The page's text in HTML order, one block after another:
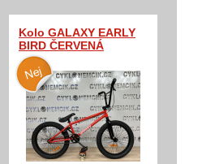
Kolo GALAXY EARLY
BIRD ČERVENÁ